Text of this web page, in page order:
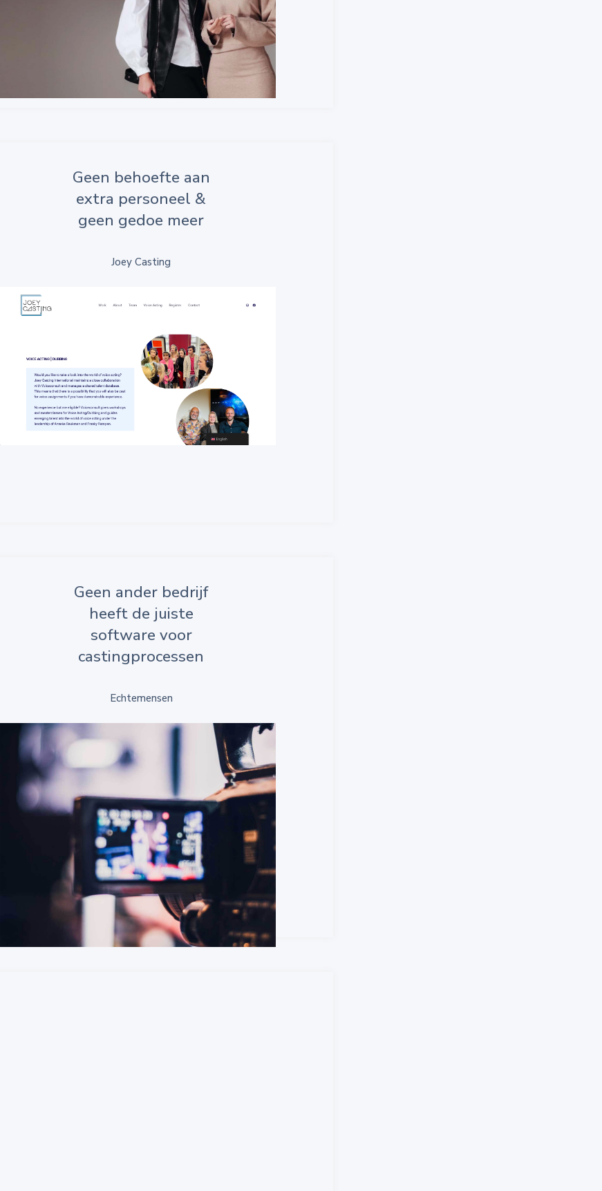
Geen behoefte aan
extra personeel &
geen gedoe meer
Joey Casting
Geen ander bedrijf
heeft de juiste
software voor
castingprocessen
Echtemensen